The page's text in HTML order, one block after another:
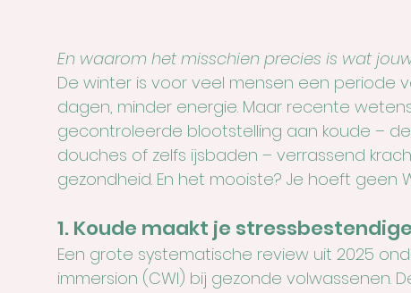
En waarom het misschien precies is wat
De winter is voor veel mensen een periode
dagen, minder energie. Maar recente
gecontroleerde blootstelling aan koude –
douches of zelfs ijsbaden – verrassend
gezondheid. En het mooiste? Je hoeft geen
1. Koude maakt je
Een grote systematische review uit 2025
immersion (CWI) bij gezonde volwassenen.